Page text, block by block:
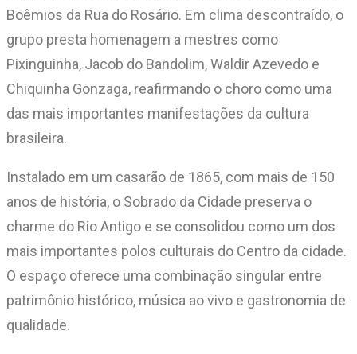
Boêmios da Rua do Rosário. Em clima descontraído, o
grupo presta homenagem a mestres como
Pixinguinha, Jacob do Bandolim, Waldir Azevedo e
Chiquinha Gonzaga, reafirmando o choro como uma
das mais importantes manifestações da cultura
brasileira.
Instalado em um casarão de 1865, com mais de 150
anos de história, o Sobrado da Cidade preserva o
charme do Rio Antigo e se consolidou como um dos
mais importantes polos culturais do Centro da cidade.
O espaço oferece uma combinação singular entre
patrimônio histórico, música ao vivo e gastronomia de
qualidade.